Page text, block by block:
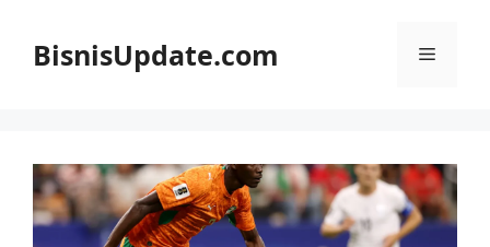
BisnisUpdate.com Menu